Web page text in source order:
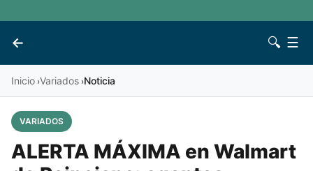
←
Vives 🔍 ☰
Inicio ›Variados ›Noticia
VARIADOS
ALERTA MÁXIMA en Walmart